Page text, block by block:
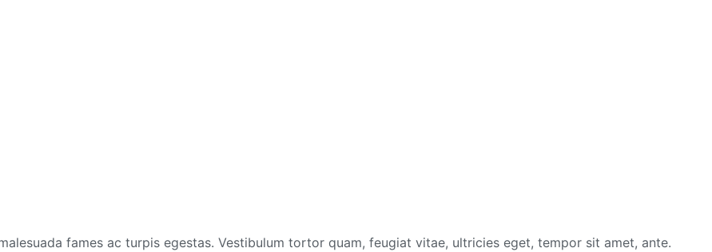
fames ac turpis egestas. Vestibulum tortor quam, feugiat vitae, ultricies eget, tempor sit amet, ante.